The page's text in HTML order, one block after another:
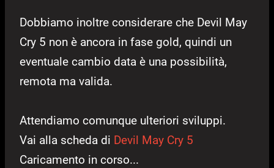
Dobbiamo inoltre considerare che Devil May
Cry 5 non è ancora in fase gold, quindi un
eventuale cambio data è una possibilità,
remota ma valida.
Attendiamo comunque ulteriori sviluppi.
Vai alla scheda di Devil May Cry 5
Caricamento in corso...